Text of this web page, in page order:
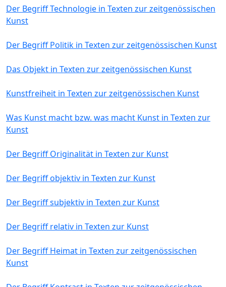
Der Begriff Technologie in Texten zur zeitgenössischen
Kunst
Der Begriff Politik in Texten zur zeitgenössischen Kunst
Das Objekt in Texten zur zeitgenössischen Kunst
Kunstfreiheit in Texten zur zeitgenössischen Kunst
Was Kunst macht bzw. was macht Kunst in Texten zur
Kunst
Der Begriff Originalität in Texten zur Kunst
Der Begriff objektiv in Texten zur Kunst
Der Begriff subjektiv in Texten zur Kunst
Der Begriff relativ in Texten zur Kunst
Der Begriff Heimat in Texten zur zeitgenössischen
Kunst